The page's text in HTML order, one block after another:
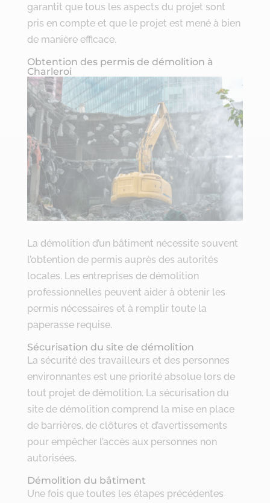
garantit que tous les aspects du projet sont
pris en compte et que le projet est mené à bien
de manière efficace.
Obtention des permis de démolition à
Charleroi
La démolition d’un bâtiment nécessite souvent
l’obtention de permis auprès des autorités
locales. Les entreprises de démolition
professionnelles peuvent aider à obtenir les
permis nécessaires et à remplir toute la
paperasse requise.
Sécurisation du site de démolition
La sécurité des travailleurs et des personnes
environnantes est une priorité absolue lors de
tout projet de démolition. La sécurisation du
site de démolition comprend la mise en place
de barrières, de clôtures et d’avertissements
pour empêcher l’accès aux personnes non
autorisées.
Démolition du bâtiment
Une fois que toutes les étapes précédentes